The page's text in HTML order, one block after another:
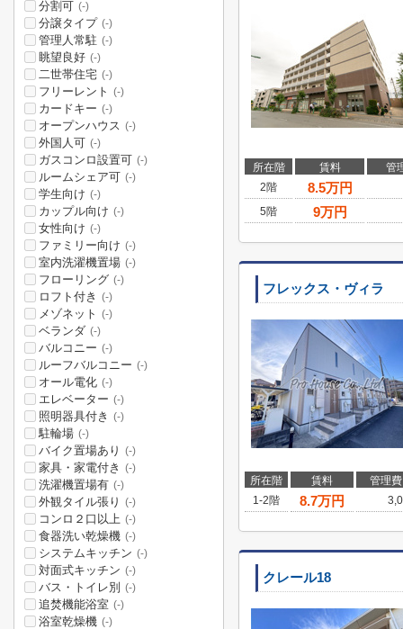
所在階 賃料
管
2階
8.5万円
5階 9万円
フレックス・ヴィラ
所在階 賃料
管理
1-2階
8.7万円
クレール18
分割可 (-)
分譲タイプ (-)
管理人常駐 (-)
眺望良好 (-)
二世帯住宅 (-)
フリーレント (-)
カードキー (-)
オープンハウス (-)
外国人可 (-)
ガスコンロ設置可 (-)
ルームシェア可 (-)
学生向け (-)
カップル向け (-)
女性向け (-)
ファミリー向け (-)
室内洗濯機置場 (-)
フローリング (-)
ロフト付き (-)
メゾネット (-)
ベランダ (-)
バルコニー (-)
ルーフバルコニー (-)
オール電化 (-)
エレベーター (-)
照明器具付き (-)
駐輪場 (-)
バイク置場あり (-)
家具・家電付き (-)
洗濯機置場有 (-)
外観タイル張り (-)
コンロ２口以上 (-)
食器洗い乾燥機 (-)
システムキッチン (-)
対面式キッチン (-)
バス・トイレ別 (-)
追焚機能浴室 (-)
浴室乾燥機 (-)